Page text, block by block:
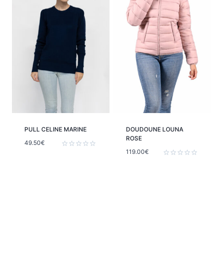
PULL CELINE MARINE
49.50€
DOUDOUNE LOUNA
ROSE
119.00€